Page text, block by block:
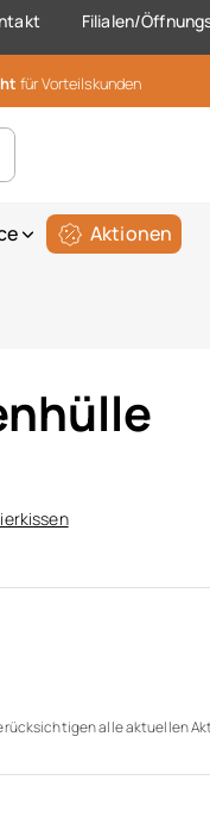
Filialen/
für Vorteilskunden
Aktionen
alle aktuellen